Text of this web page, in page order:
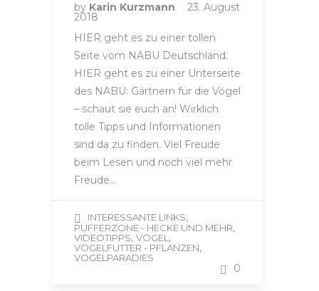
by Karin Kurzmann 23. August
2018
HIER geht es zu einer tollen
Seite vom NABU Deutschland.
HIER geht es zu einer Unterseite
des NABU: Gärtnern für die Vögel
– schaut sie euch an! Wirklich
tolle Tipps und Informationen
sind da zu finden. Viel Freude
beim Lesen und noch viel mehr
Freude…
INTERESSANTE LINKS,
PUFFERZONE - HECKE UND MEHR,
VIDEOTIPPS, VÖGEL,
VOGELFUTTER - PFLANZEN,
VOGELPARADIES
0